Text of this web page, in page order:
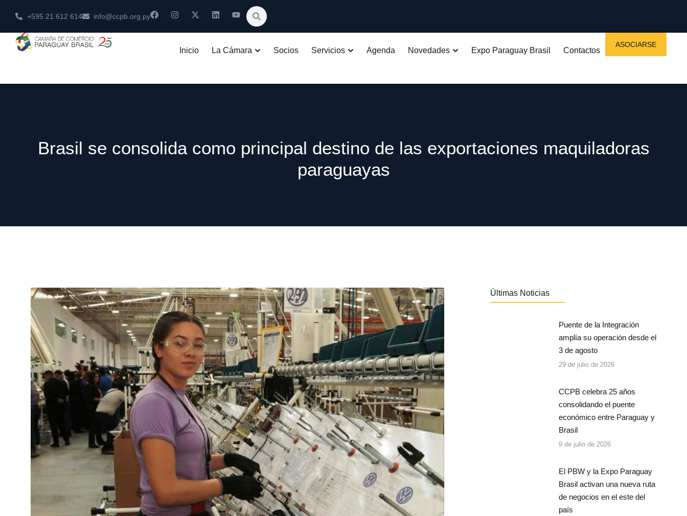
+595 21 612 614 info@ccpb.org.py
Inicio La Cámara Socios Servicios Agenda Novedades Expo Paraguay Brasil Contactos
ASOCIARSE
Brasil se consolida como principal destino de las exportaciones maquiladoras
paraguayas
Últimas Noticias
Puente de la Integración
amplía su operación desde el
3 de agosto
29 de julio de 2026
CCPB celebra 25 años
consolidando el puente
económico entre Paraguay y
Brasil
9 de julio de 2026
El PBW y la Expo Paraguay
Brasil activan una nueva ruta
de negocios en el este del
país